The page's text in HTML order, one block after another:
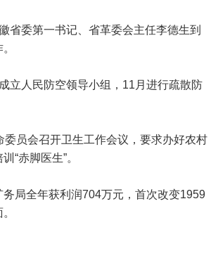
第一书记、省革委会主任李德生到
民防空领导小组，11月进行疏散防
会召开卫生工作会议，要求办好农村
“赤脚医生”。
全年获利润704万元，首次改变1959